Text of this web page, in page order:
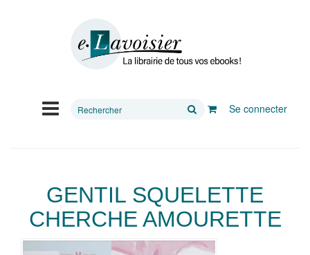
Rechercher
Se connecter
GENTIL SQUELETTE
CHERCHE AMOURETTE